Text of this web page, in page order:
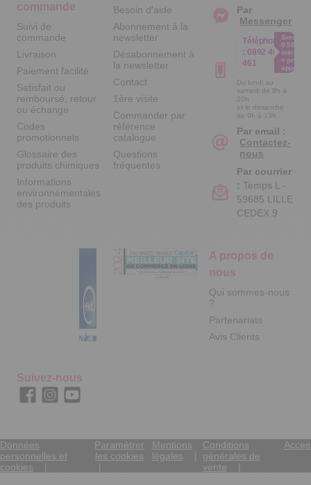
commande
Suivi de
commande
Livraison
Paiement facilité
Satisfait ou
remboursé, retour
ou échange
Codes
promotionnels
Glossaire des
produits chimiques
Informations
environnementales
des produits
Besoin d'aide
Abonnement à la
newsletter
Désabonnement à
la newsletter
Contact
1ère visite
Commander par
référence
catalogue
Questions
fréquentes
A propos de
nous
Qui sommes-nous
?
Partenariats
Avis Clients
Par
Messenger
Téléphone
: 0892 461
461
Service
0.50€ /
min
+ prix
appel
Du lundi au
samedi de 8h à
20h
et le dimanche
de 9h à 13h
Par email :
Contactez-
nous
Par courrier
: Temps L -
59685 LILLE
CEDEX 9
Suivez-nous
Données
personnelles et
cookies
Paramétrer
les cookies
Mentions
légales
Conditions
générales de
vente